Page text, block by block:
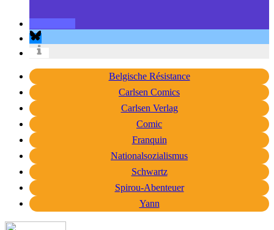
Belgische Résistance
Carlsen Comics
Carlsen Verlag
Comic
Franquin
Nationalsozialismus
Schwartz
Spirou-Abenteuer
Yann